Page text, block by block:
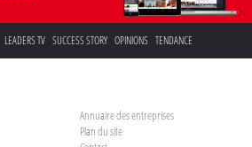
LEADERS TV SUCCESS STORY OPINIONS TENDANCE
Annuaire des entreprises
Plan du site